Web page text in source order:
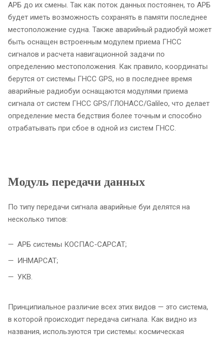
АРБ до их смены. Так как поток данных постоянен, то АРБ
будет иметь возможность сохранять в памяти последнее
местоположение судна. Также аварийный радиобуй может
быть оснащен встроенным модулем приема ГНСС
сигналов и расчета навигационной задачи по
определению местоположения. Как правило, координаты
берутся от системы ГНСС GPS, но в последнее время
аварийные радиобуи оснащаются модулями приема
сигнала от систем ГНСС GPS/ГЛОНАСС/Galileo, что делает
определение места бедствия более точным и способно
отрабатывать при сбое в одной из систем ГНСС.
Модуль передачи данных
По типу передачи сигнала аварийные буи делятся на
несколько типов:
АРБ системы КОСПАС-САРСАТ;
ИНМАРСАТ;
УКВ.
Принципиальное различие всех этих видов — это система,
в которой происходит передача сигнала. Как видно из
названия, используются три системы: космическая